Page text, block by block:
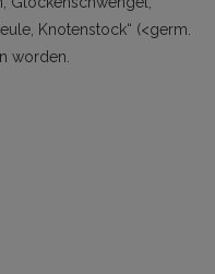
Knotenstock“ (<germ.
worden.